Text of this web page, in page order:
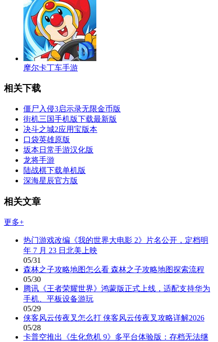
摩尔卡丁车手游
相关下载
僵尸入侵3启示录无限金币版
街机三国手机版下载最新版
决斗之城2应用宝版本
口袋英雄原版
坂本日常手游汉化版
龙将手游
陆战棋下载单机版
深海星辰官方版
相关文章
更多+
热门游戏改编《我的世界大电影 2》片名公开，定档明
年 7 月 23 日北美上映
05/31
森林之子攻略地图怎么看 森林之子攻略地图探索流程
05/30
腾讯《王者荣耀世界》鸿蒙版正式上线，适配支持华为
手机、平板设备游玩
05/29
侠客风云传夜叉怎么打 侠客风云传夜叉攻略详解2026
05/28
卡普空推出《生化危机 9》多平台体验版：存档无法继